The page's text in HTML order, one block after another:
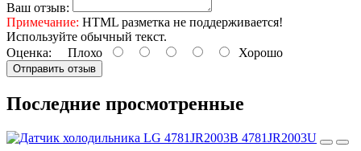
Ваш отзыв:
Примечание: HTML разметка не поддерживается!
Используйте обычный текст.
Оценка: Плохо Хорошо
Отправить отзыв
Последние просмотренные